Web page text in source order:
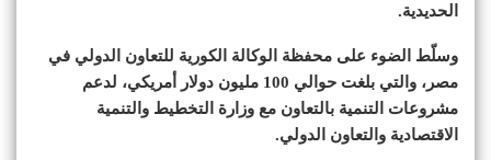
الحديدية.
وسلّط الضوء على محفظة الوكالة الكورية للتعاون الدولي في
مصر، والتي بلغت حوالي 100 مليون دولار أمريكي، لدعم
مشروعات التنمية بالتعاون مع وزارة التخطيط والتنمية
الاقتصادية والتعاون الدولي.